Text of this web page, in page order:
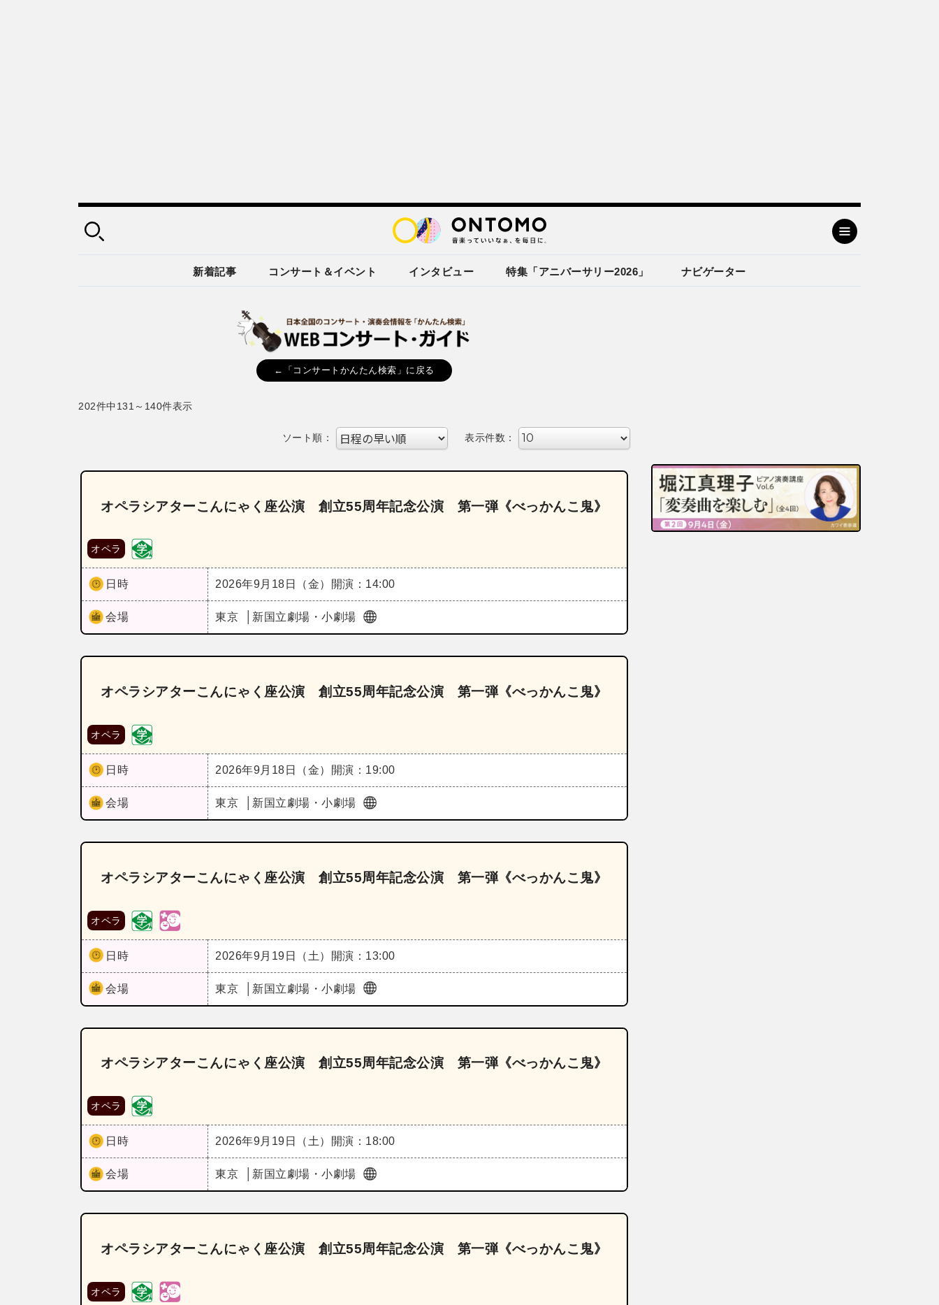
新着記事 コンサート＆イベント インタビュー 特集「アニバーサリー2026」 ナビゲーター
←「コンサートかんたん検索」に戻る
202件中131～140件表示
ソート順： 表示件数：
オペラシアターこんにゃく座公演 創立55周年記念公演 第一弾《べっかんこ鬼》
オペラ
日時 2026年9月18日（金） 開演：14:00
会場 東京 新国立劇場・小劇場
オペラシアターこんにゃく座公演 創立55周年記念公演 第一弾《べっかんこ鬼》
オペラ
日時 2026年9月18日（金） 開演：19:00
会場 東京 新国立劇場・小劇場
オペラシアターこんにゃく座公演 創立55周年記念公演 第一弾《べっかんこ鬼》
オペラ
日時 2026年9月19日（土） 開演：13:00
会場 東京 新国立劇場・小劇場
オペラシアターこんにゃく座公演 創立55周年記念公演 第一弾《べっかんこ鬼》
オペラ
日時 2026年9月19日（土） 開演：18:00
会場 東京 新国立劇場・小劇場
オペラシアターこんにゃく座公演 創立55周年記念公演 第一弾《べっかんこ鬼》
オペラ